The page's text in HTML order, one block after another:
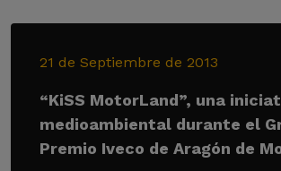
21 de Septiembre de 2013
“KiSS MotorLand”, una
medioambiental durante el
Premio Iveco de Aragón de